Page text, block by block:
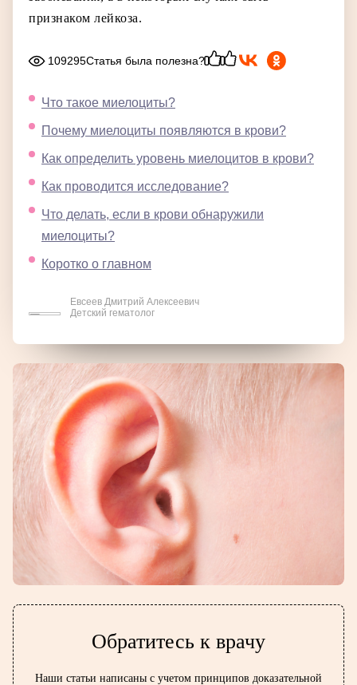
признаком лейкоза.
109295Статья была полезна?
Что такое миелоциты?
Почему миелоциты появляются в крови?
Как определить уровень миелоцитов в крови?
Как проводится исследование?
Что делать, если в крови обнаружили
миелоциты?
Коротко о главном
Евсеев Дмитрий Алексеевич
Детский гематолог
Обратитесь к врачу
Наши статьи написаны с учетом принципов доказательной